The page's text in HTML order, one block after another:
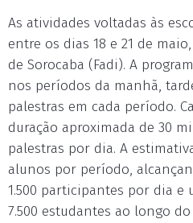
As atividades voltadas às
entre os dias 18 e 21 de
de Sorocaba (Fadi). A
nos períodos da manhã,
palestras em cada período.
duração aproximada de 30
palestras por dia. A
alunos por período,
1.500 participantes por dia
7.500 estudantes ao longo